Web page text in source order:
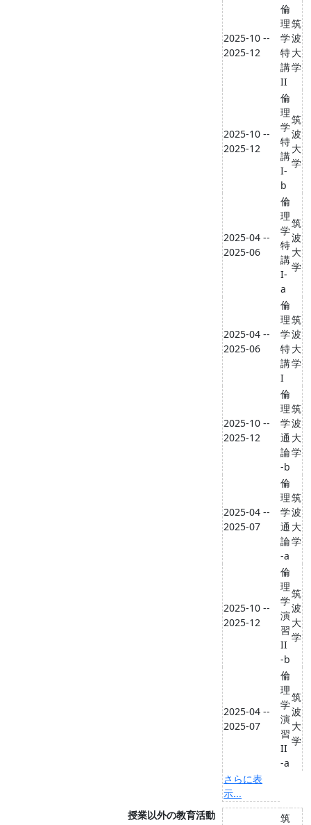
2025-10 --
2025-12
倫
理
学
特
講
II
筑
波
大
学
2025-10 --
2025-12
倫
理
学
特
講
I-
b
筑
波
大
学
2025-04 --
2025-06
倫
理
学
特
講
I-
a
筑
波
大
学
2025-04 --
2025-06
倫
理
学
特
講
I
筑
波
大
学
2025-10 --
2025-12
倫
理
学
通
論
-b
筑
波
大
学
2025-04 --
2025-07
倫
理
学
通
論
-a
筑
波
大
学
2025-10 --
2025-12
倫
理
学
演
習
II
-b
筑
波
大
学
2025-04 --
2025-07
倫
理
学
演
習
II
-a
筑
波
大
学
さらに表
示...
授業以外の教育活動
筑